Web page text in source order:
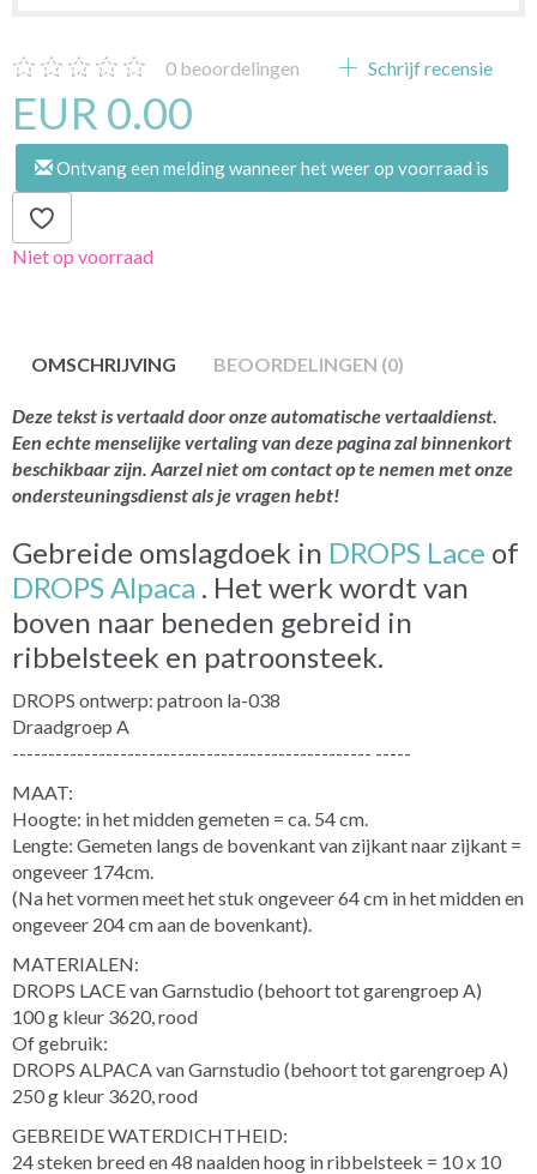
0 beoordelingen Schrijf recensie
EUR 0.00
Ontvang een melding wanneer het weer op voorraad is
Niet op voorraad
OMSCHRIJVING BEOORDELINGEN (0)
Deze tekst is vertaald door onze automatische vertaaldienst.
Een echte menselijke vertaling van deze pagina zal binnenkort
beschikbaar zijn. Aarzel niet om contact op te nemen met onze
ondersteuningsdienst als je vragen hebt!
Gebreide omslagdoek in DROPS Lace of
DROPS Alpaca . Het werk wordt van
boven naar beneden gebreid in
ribbelsteek en patroonsteek.
DROPS ontwerp: patroon la-038
Draadgroep A
-------------------------------------------------- -----
MAAT:
Hoogte: in het midden gemeten = ca. 54 cm.
Lengte: Gemeten langs de bovenkant van zijkant naar zijkant =
ongeveer 174cm.
(Na het vormen meet het stuk ongeveer 64 cm in het midden en
ongeveer 204 cm aan de bovenkant).
MATERIALEN:
DROPS LACE van Garnstudio (behoort tot garengroep A)
100 g kleur 3620, rood
Of gebruik:
DROPS ALPACA van Garnstudio (behoort tot garengroep A)
250 g kleur 3620, rood
GEBREIDE WATERDICHTHEID:
24 steken breed en 48 naalden hoog in ribbelsteek = 10 x 10